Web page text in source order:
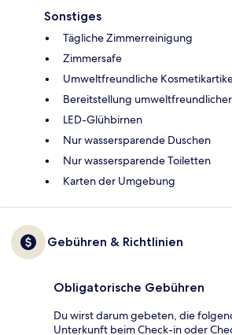
Sonstiges
Tägliche Zimmerreinigung
Zimmersafe
Umweltfreundliche
Bereitstellung
LED-Glühbirnen
Nur wassersparende Duschen
Nur wassersparende Toiletten
Karten der Umgebung
Gebühren & Richtlinien
Obligatorische Gebühren
Du wirst darum gebeten, die
Unterkunft beim Check-in oder